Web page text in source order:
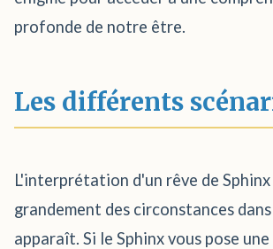
profonde de notre être.
Les différents
L'interprétation d'un rêve de
grandement des circonstances
apparaît. Si le Sphinx vous pose